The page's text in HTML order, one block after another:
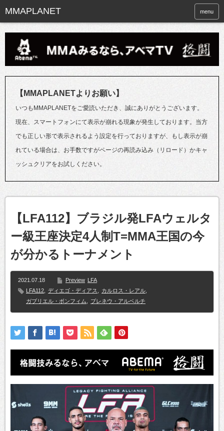
menu
【MMAPLANETよりお願い】
いつもMMAPLANETをご愛読いただき、誠にありがとうございます。
現在、スマートフォンにて表示が崩れる現象が発生しております。当方
でも正しい形で表示されるよう設定を行っておりますが、もし表示が崩
れている場合は、お手数ですがページの再読み込み（リロード）かキャ
ッシュクリアをお試しください。
【LFA112】ブラジル発LFAウェルタ
ー級王座決定4人制T=MMA王国の今
が分かるトーナメント
2021.07.18 Preview LFA
LFA112
ディエゴ・ディアス カルロス・レアル
ガブリエル・ボンフィム
ブレネウ・アルベルチ